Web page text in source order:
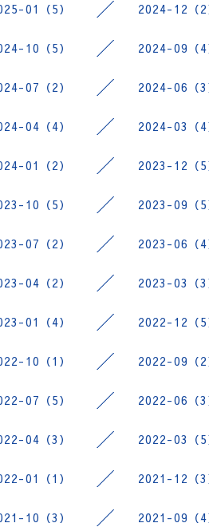
01（5） 2024-12（2
10（5） 2024-09（4
07（2） 2024-06（3
04（4） 2024-03（4
01（2） 2023-12（5
10（5） 2023-09（5
07（2） 2023-06（4
04（2） 2023-03（3
01（4） 2022-12（5
10（1） 2022-09（2
07（5） 2022-06（3
04（3） 2022-03（5
01（1） 2021-12（3
10（3） 2021-09（4